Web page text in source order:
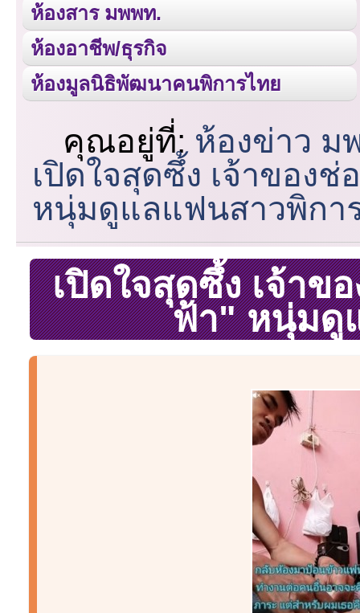
ห้องสาร มพพท.
ห้องอาชีพ/ธุรกิจ
ห้องมูลนิธิพัฒนาคนพิการไทย
คุณอยู่ที่:ห้องข่าว ม
เปิดใจสุดซึ้ง เจ้าของ
หนุ่มดูแลแฟนสาวพิกา
เปิดใจสุดซึ้ง เจ้าข
ฟ้า" หนุ่มดู